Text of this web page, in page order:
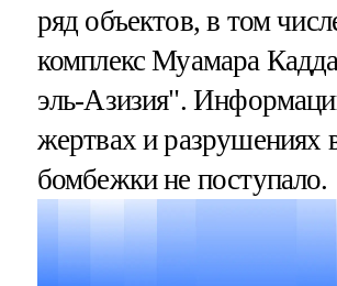
ряд объектов, в том
комплекс Муамара
эль-Азизия".
жертвах и разрушениях
бомбежки не поступало.